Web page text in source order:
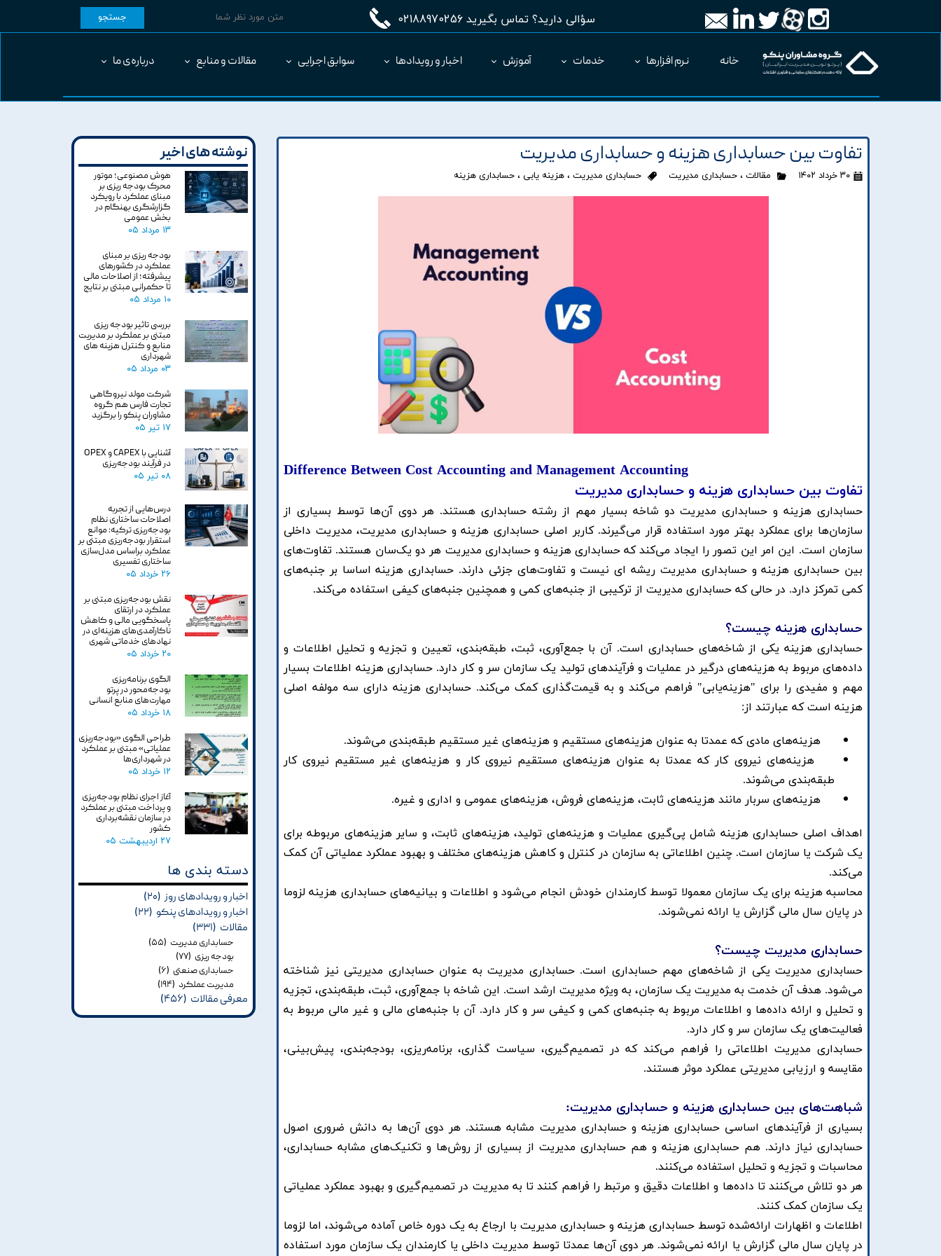
سؤالی دارید؟ تماس بگیرید 02188970256 جستجو
خانه نرم افزارها خدمات آموزش اخبار و رویدادها سوابق اجرایی مقالات و منابع درباره‌ی ما
تفاوت بین حسابداری هزینه و حسابداری مدیریت
۳۰ خرداد ۱۴۰۲ مقالات ، حسابداری مدیریت حسابداری مدیریت ، هزینه یابی ، حسابداری هزینه
Difference Between Cost Accounting and Management Accounting
تفاوت بین حسابداری هزینه و حسابداری مدیریت
حسابداری هزینه و حسابداری مدیریت دو شاخه بسیار مهم از رشته حسابداری هستند. هر دوی آن‌ها توسط بسیاری از
سازمان‌ها برای عملکرد بهتر مورد استفاده قرار می‌گیرند. کاربر اصلی حسابداری هزینه و حسابداری مدیریت، مدیریت داخلی
سازمان است. این امر این تصور را ایجاد می‌کند که حسابداری هزینه و حسابداری مدیریت هر دو یک‌سان هستند. تفاوت‌های
بین حسابداری هزینه و حسابداری مدیریت ریشه ای نیست و تفاوت‌های جزئی دارند. حسابداری هزینه اساسا بر جنبه‌های
کمی تمرکز دارد. در حالی که حسابداری مدیریت از ترکیبی از جنبه‌های کمی و همچنین جنبه‌های کیفی استفاده می‌کند. ​
حسابداری هزینه چیست؟
​​​​​​​​حسابداری هزینه یکی از شاخه‌های حسابداری است. آن با جمع‌آوری، ثبت، طبقه‌بندی، تعیین و تجزیه و تحلیل اطلاعات و
داده‌های مربوط به هزینه‌های درگیر در عملیات و فرآیندهای تولید یک سازمان سر و کار دارد. حسابداری هزینه اطلاعات بسیار
مهم و مفیدی را برای "هزینه‌یابی" فراهم می‌کند و به قیمت‌گذاری کمک می‌کند. حسابداری هزینه دارای سه مولفه اصلی
هزینه است که عبارتند از:
هزینه‌های مادی که عمدتا به عنوان هزینه‌های مستقیم و هزینه‌های غیر مستقیم طبقه‌بندی می‌شوند. ​
هزینه‌های نیروی کار که عمدتا به عنوان هزینه‌های مستقیم نیروی کار و هزینه‌های غیر مستقیم نیروی کار
طبقه‌بندی می‌شوند. ​
هزینه‌های سربار مانند هزینه‌های ثابت، هزینه‌های فروش، هزینه‌های عمومی و اداری و غیره. ​
اهداف اصلی حسابداری هزینه شامل پی‌گیری عملیات و هزینه‌های تولید، هزینه‌های ثابت، و سایر هزینه‌های مربوطه برای
یک شرکت یا سازمان است. چنین اطلاعاتی به سازمان در کنترل و کاهش هزینه‌های مختلف و بهبود عملکرد عملیاتی آن کمک
می‌کند. ​
محاسبه هزینه برای یک سازمان معمولا توسط کارمندان خودش انجام می‌شود و اطلاعات و بیانیه‌های حسابداری هزینه لزوما
در پایان سال مالی گزارش یا ارائه نمی‌شوند. ​
حسابداری مدیریت چیست؟ ​
حسابداری مدیریت یکی از شاخه‌های مهم حسابداری است. حسابداری مدیریت به عنوان حسابداری مدیریتی نیز شناخته
می‌شود. هدف آن خدمت به مدیریت یک سازمان، به ویژه مدیریت ارشد است. این شاخه با جمع‌آوری، ثبت، طبقه‌بندی، تجزیه
و تحلیل و ارائه داده‌ها و اطلاعات مربوط به جنبه‌های کمی و کیفی سر و کار دارد. آن با جنبه‌های مالی و غیر مالی مربوط به
فعالیت‌های یک سازمان سر و کار دارد. ​
حسابداری مدیریت اطلاعاتی را فراهم می‌کند که در تصمیم‌گیری، سیاست گذاری، برنامه‌ریزی، بودجه‌بندی، پیش‌بینی،
مقایسه و ارزیابی مدیریتی ​​عملکرد موثر هستند.
شباهت‌های بین حسابداری هزینه و حسابداری مدیریت:
بسیاری از فرآیندهای اساسی حسابداری هزینه و حسابداری مدیریت مشابه هستند. هر دوی آن‌ها به دانش ضروری اصول
حسابداری نیاز دارند. هم حسابداری هزینه و هم حسابداری مدیریت از بسیاری از روش‌ها و تکنیک‌های مشابه حسابداری،
محاسبات و تجزیه و تحلیل استفاده می‌کنند. ​
هر دو تلاش می‌کنند تا داده‌ها و اطلاعات دقیق و مرتبط را فراهم کنند تا به مدیریت در تصمیم‌گیری و بهبود عملکرد عملیاتی
یک سازمان کمک کنند. ​
اطلاعات و اظهارات ارائه‌شده توسط حسابداری هزینه و حسابداری مدیریت با ارجاع به یک دوره خاص آماده می‌شوند، اما لزوما
در پایان سال مالی گزارش یا ارائه نمی‌شوند. هر دوی آن‌ها عمدتا توسط مدیریت داخلی یا کارمندان یک سازمان مورد استفاده
نوشته های اخیر
هوش مصنوعی؛ موتور
محرک بودجه ریزی بر
مبنای عملکرد با رویکرد
گزارشگری بهنگام در
بخش عمومی
۱۳ مرداد ۰۵
بودجه ریزی بر مبنای
عملکرد در کشورهای
پیشرفته؛ از اصلاحات مالی
تا حکمرانی مبتنی بر نتایج
۱۰ مرداد ۰۵
بررسی تاثیر بودجه ریزی
مبتنی بر عملکرد بر مدیریت
منابع و کنترل هزینه های
شهرداری
۰۳ مرداد ۰۵
شرکت مولد نیروگاهی
تجارت فارس هم گروه
مشاوران پنکو را برگزید
۱۷ تیر ۰۵
آشنایی با CAPEX و OPEX
در فرآیند بودجه‌ریزی
۰۸ تیر ۰۵
درس‌هایی از تجربه
اصلاحات ساختاری نظام
بودجه‌ریزی ترکیه: موانع
استقرار بودجه‌ریزی مبتنی بر
عملکرد براساس مدل‌سازی
ساختاری تفسیری
۲۶ خرداد ۰۵
نقش بودجه‌ریزی مبتنی بر
عملکرد در ارتقای
پاسخگویی مالی و کاهش
ناکارآمدی‌های هزینه‌ای در
نهادهای خدماتی شهری
۲۰ خرداد ۰۵
الگوی برنامه‌ریزی
بودجه‌محور در پرتو
مهارت‌های منابع انسانی
۱۸ خرداد ۰۵
طراحی الگوی «بودجه‌ریزی
عملیاتی» مبتنی بر عملکرد
در شهرداری‌ها
۱۲ خرداد ۰۵
آغاز اجرای نظام بودجه‌ریزی
و پرداخت مبتنی بر عملکرد
در سازمان نقشه‌برداری
کشور
۲۷ اردیبهشت ۰۵
دسته بندی ها
اخبار و رویدادهای روز (۲۰)
اخبار و رویدادهای پنکو (۲۲)
مقالات (۳۳۱)
حسابداری مدیریت (۵۵)
بودجه ریزی (۷۷)
حسابداری صنعتی (۶)
مدیریت عملکرد (۱۹۴)
معرفی مقالات (۴۵۶)